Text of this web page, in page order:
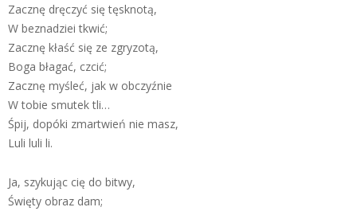
Zacznę dręczyć się tęsknotą,
W beznadziei tkwić;
Zacznę kłaść się ze zgryzotą,
Boga błagać, czcić;
Zacznę myśleć, jak w obczyźnie
W tobie smutek tli…
Śpij, dopóki zmartwień nie masz,
Luli luli li.
Ja, szykując cię do bitwy,
Święty obraz dam;